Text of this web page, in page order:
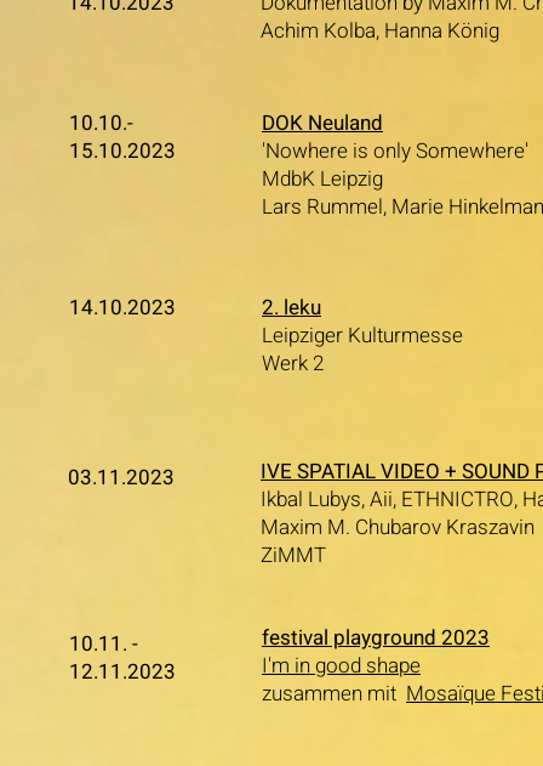
Achim Kolba, Hanna König
10.10.-
15.10.2023
DOK Neuland
'Nowhere is only Somewhere'
MdbK Leipzig
Lars Rummel, Marie
14.10.2023
2. leku
Leipziger Kulturmesse
Werk 2
03.11.2023
IVE SPATIAL VIDEO + SOUND
Ikbal Lubys, Aii, ETHNICTRO,
Maxim M. Chubarov Kraszavin
ZiMMT
10.11. -
12.11.2023
festival playground 2023
I'm in good shape
zusammen mit Mosaïque